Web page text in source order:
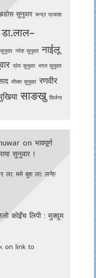
सुनुवार चन्द्र प्रकाश
डा.लाल–
नरेश सुनुवार नाईलू
प्रेम सुनुवार भगत सुनुवार
मौसम सुनुवार रणवीर
साङखु सिर्जना
onभावपूर्ण
सुनुवार !
ममे बुश ला: लने!!
काेइँच लिपी : मुक्दुम
on link to